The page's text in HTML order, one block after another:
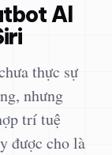
AI
thực sự
nhưng
trí tuệ
được cho là